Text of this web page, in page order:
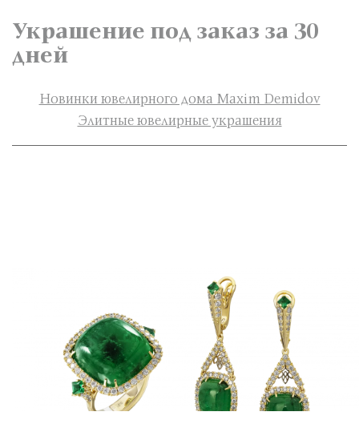
Украшение под заказ за 30
дней
Новинки ювелирного дома Maxim Demidov
Элитные ювелирные украшения